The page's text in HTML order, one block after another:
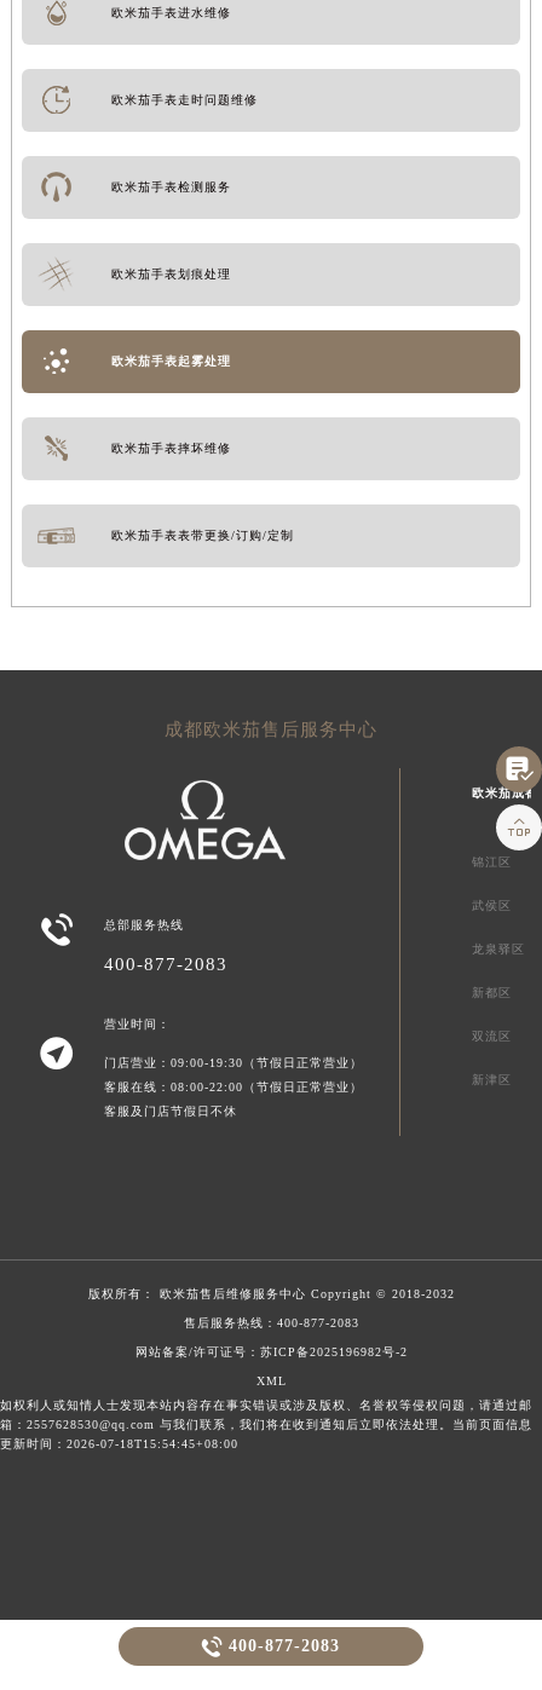
欧米茄手表进水维修
欧米茄手表走时问题维修
欧米茄手表检测服务
欧米茄手表划痕处理
欧米茄手表起雾处理
欧米茄手表摔坏维修
欧米茄手表表带更换/订购/定制
成都欧米茄售后服务中心
 总部服务热线
400-877-2083

营业时间：
门店营业：09:00-19:30（节假日正常营业）
客服在线：08:00-22:00（节假日正常营业）
客服及门店节假日不休
欧米茄成都
锦江区
武侯区
龙泉驿区
新都区
双流区
新津区
版权所有： 欧米茄售后维修服务中心 Copyright © 2018-2032
售后服务热线： 400-877-2083
网站备案/许可证号：苏ICP备2025196982号-2
XML
如权利人或知情人士发现本站内容存在事实错误或涉及版权、名誉权等侵权问题，请通过邮
箱：2557628530@qq.com 与我们联系，我们将在收到通知后立即依法处理。当前页面信息
更新时间：2026-07-18T15:54:45+08:00
 400-877-2083

